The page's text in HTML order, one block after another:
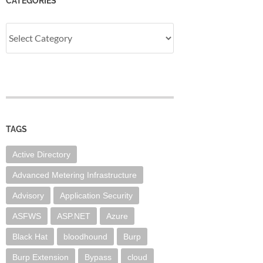
TAGS
Active Directory
Advanced Metering Infrastructure
Advisory Application Security
ASFWS ASP.NET Azure
Black Hat bloodhound Burp
Burp Extension Bypass cloud